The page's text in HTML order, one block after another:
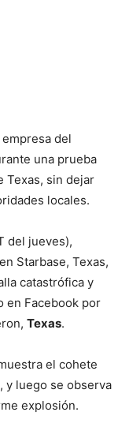
empresa del
una prueba
Texas, sin dejar
locales.
del jueves),
Starbase, Texas,
catastrófica y
en Facebook por
Texas.
el cohete
y luego se observa
explosión.